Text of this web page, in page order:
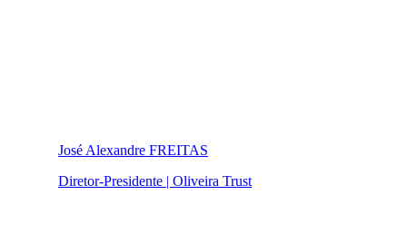
José Alexandre FREITAS
Diretor-Presidente | Oliveira Trust